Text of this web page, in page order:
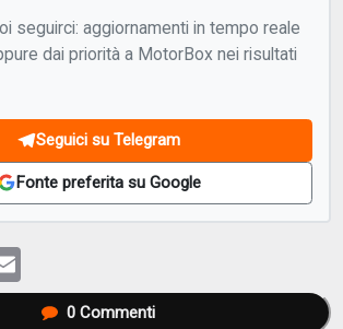
seguirci: aggiornamenti in tempo reale
dai priorità a MotorBox nei risultati
Seguici su Telegram
Fonte preferita su Google
0Commenti